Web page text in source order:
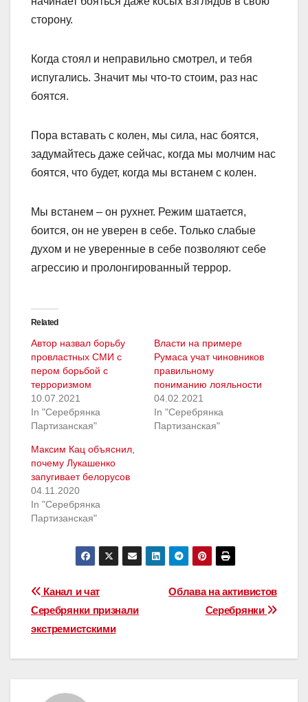
сторону.
Когда стоял и неправильно смотрел, и тебя
испугались. Значит мы что-то стоим, раз нас
боятся.
Пора вставать с колен, мы сила, нас боятся,
задумайтесь даже сейчас, когда мы молчим нас
боятся, что будет, когда мы встанем с колен.
Мы встанем – он рухнет. Режим шатается,
боится, он не уверен в себе. Только слабые
духом и не уверенные в себе позволяют себе
агрессию и пролонгированный террор.
Related
Автор назвал борьбу
провластных СМИ с
пером борьбой с
терроризмом
10.07.2021
In "Серебрянка
Партизанская"
Власти на примере
Румаса учат чиновников
правильному
пониманию лояльности
04.02.2021
In "Серебрянка
Партизанская"
Максим Кац объяснил,
почему Лукашенко
запугивает белорусов
04.11.2020
In "Серебрянка
Партизанская"
Навігацыя
па
запісах
Облава на активистов
Серебрянки
Канал и чат
Серебрянки признали
экстремистскими